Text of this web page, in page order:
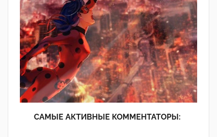
САМЫЕ АКТИВНЫЕ КОММЕНТАТОРЫ: